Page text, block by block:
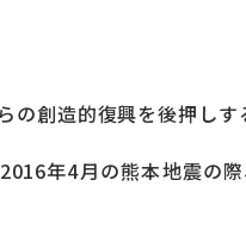
創造的復興を後押しす
年4月の熊本地震の